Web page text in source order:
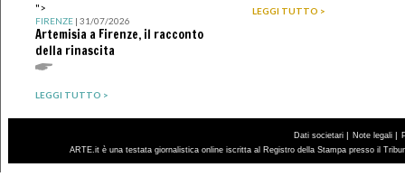
">
FIRENZE| 31/07/2026
Artemisia a Firenze, il racconto
della rinascita
LEGGI TUTTO >
LEGGI TUTTO >
Dati societari | Note legali |
ARTE.it è una testata giornalistica online iscritta al Registro della Stampa presso il